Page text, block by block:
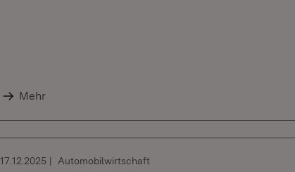
Mehr
17.12.2025 Automobilwirtschaft